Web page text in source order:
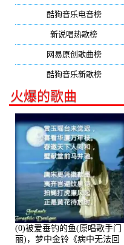
酷狗音乐电音榜
新说唱热歌榜
网易原创歌曲榜
酷狗音乐新歌榜
火爆的歌曲
(0)被爱垂钓的鱼(原唱歌手门
丽)，梦中金铃《病中无法回